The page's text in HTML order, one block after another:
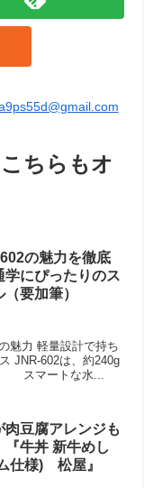
ちらもオ
の魅力を徹底
学にぴったりのス
要加筆）
魅力 軽量設計で持ち
JNR-602は、約240g
スマートな水...
肉豆腐アレンジも
牛丼 新牛めし
仕様) 松屋』